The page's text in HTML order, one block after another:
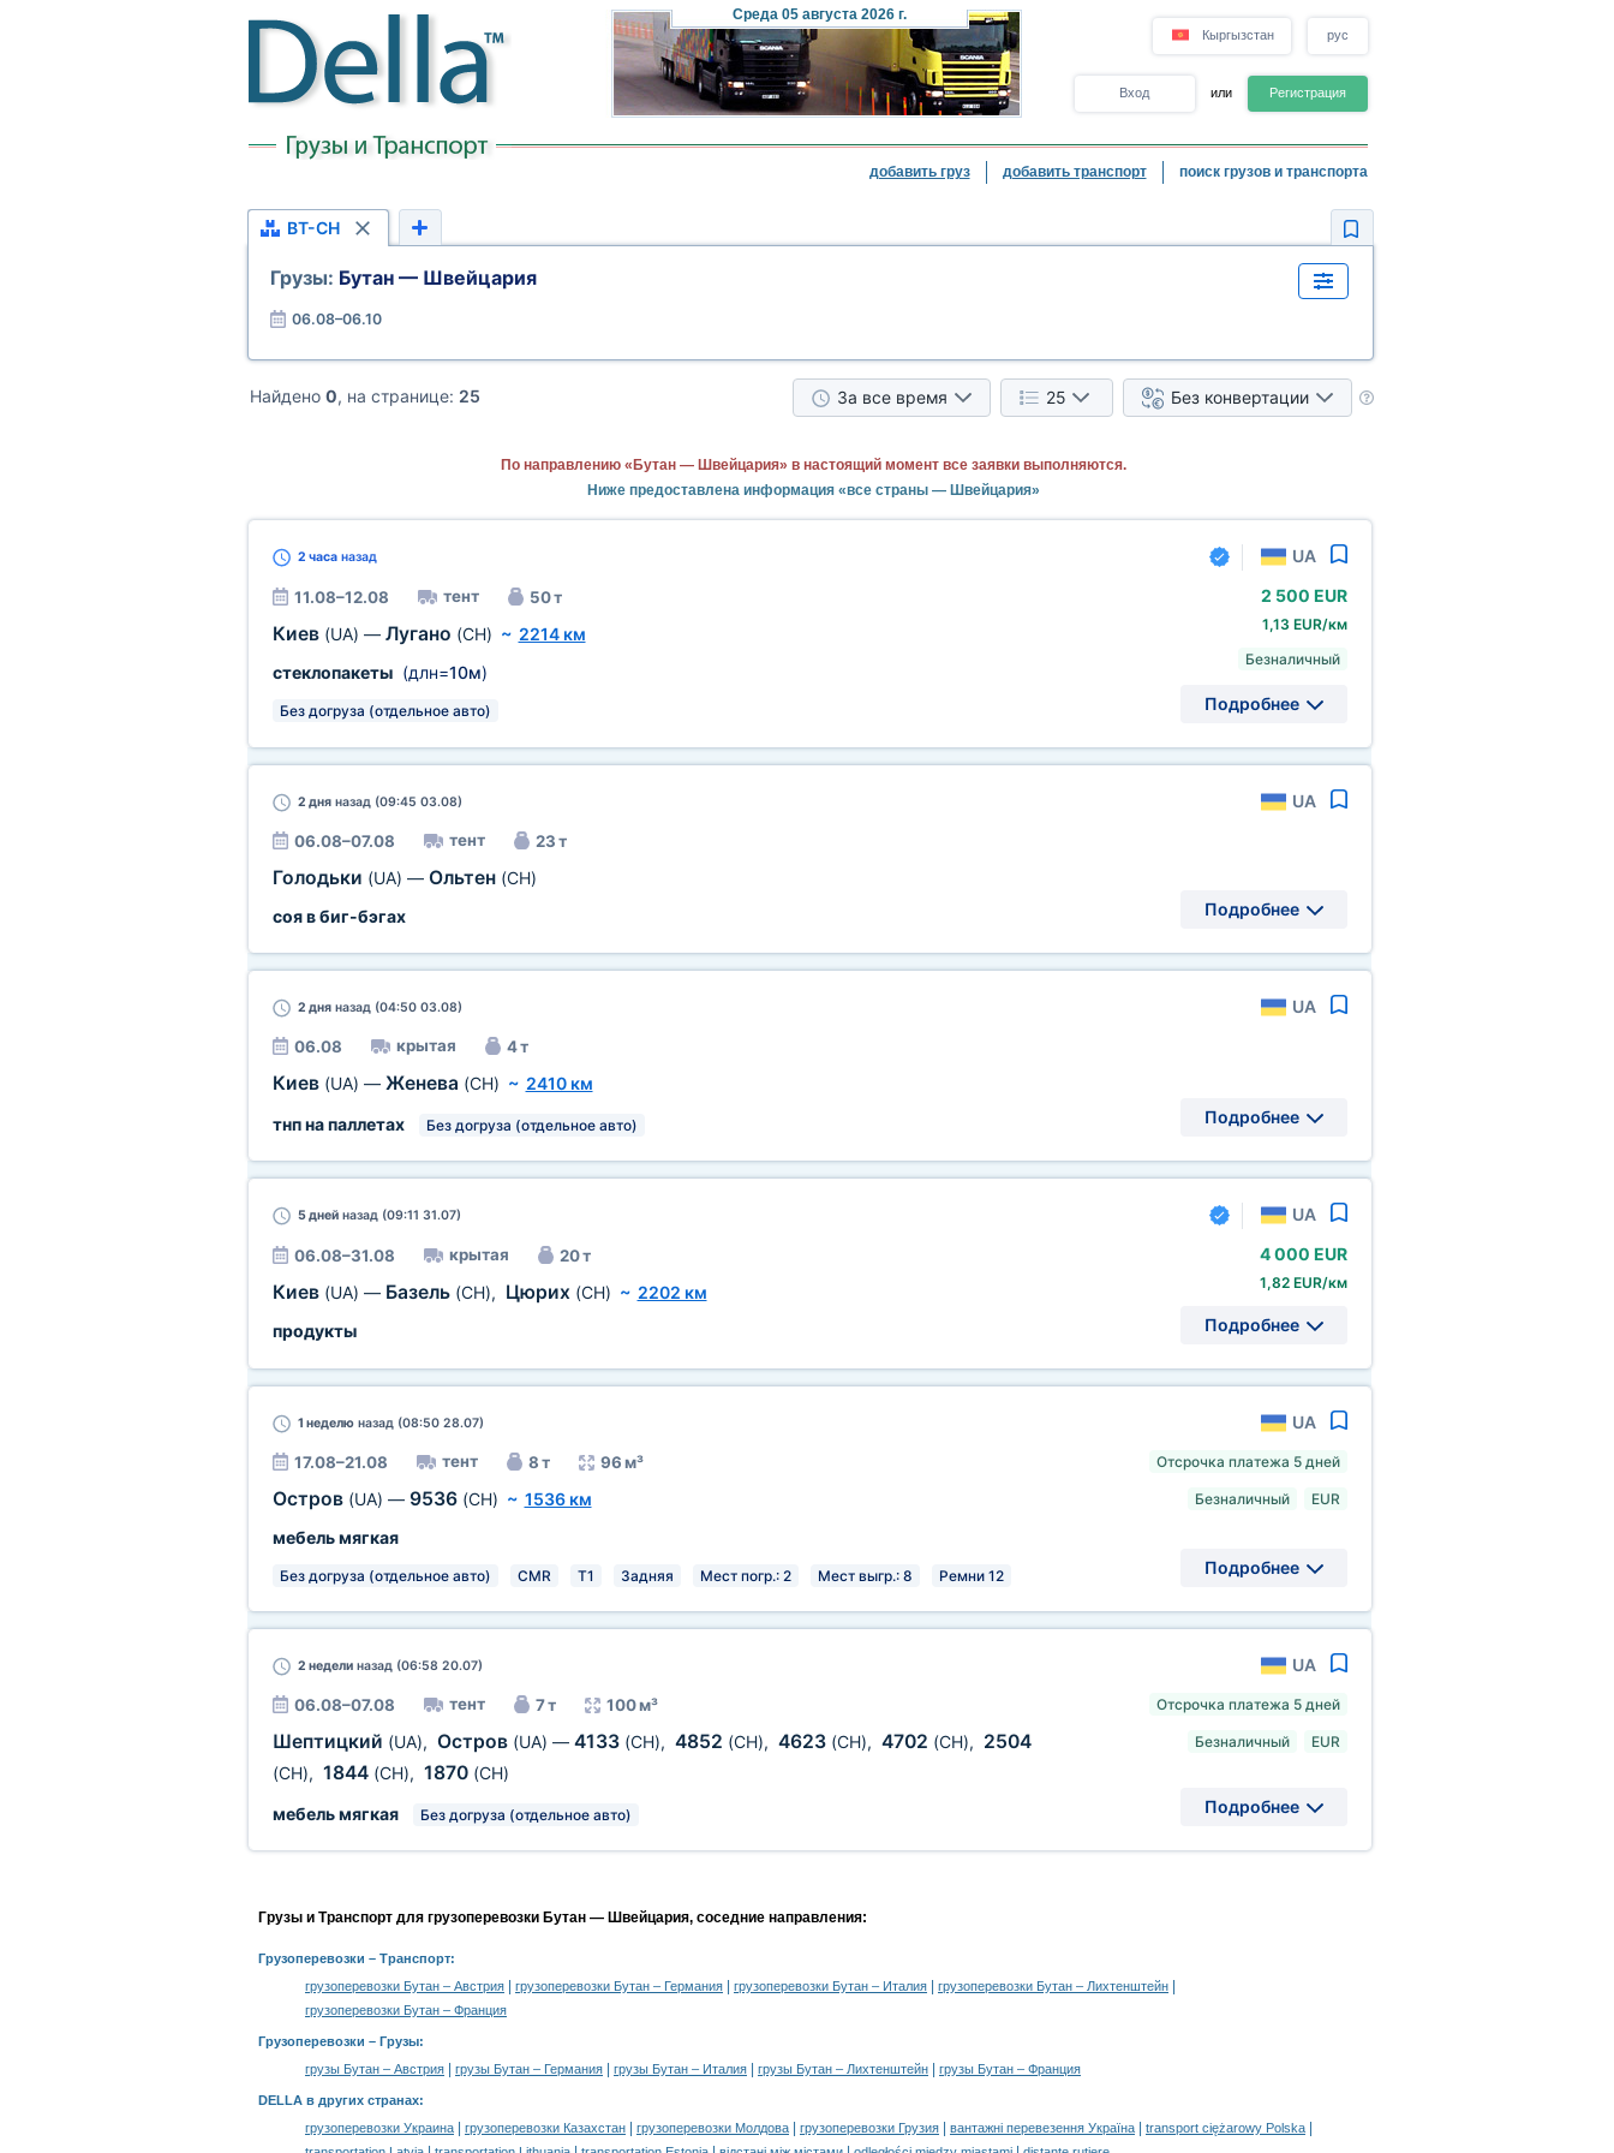
Cреда05 августа 2026 г.
Кыргызстан рус
Вход или Регистрация
добавить груз добавить транспорт поиск грузов и транспорта
BT-CH
Грузы: Бутан — Швейцария
06.08–06.10
Найдено 0, на странице: 25 За все время 25 Без конвертации
По направлению «Бутан — Швейцария» в настоящий момент все заявки выполняются.
Ниже предоставлена информация «все страны — Швейцария»
2 часаназад UA
11.08–12.08 тент 50 т
Киев (UA) — Лугано (CH) ~ 2214 км
стеклопакеты(длн=10м)
Без догруза (отдельное авто)
2 500 EUR
1,13 EUR/км
Безналичный
Подробнее
2 дняназад (09:45 03.08) UA
06.08–07.08 тент 23 т
Голодьки (UA) — Ольтен (CH)
соя в биг-бэгах
Подробнее
2 дняназад (04:50 03.08) UA
06.08 крытая 4 т
Киев (UA) — Женева (CH) ~ 2410 км
тнп на паллетах
Без догруза (отдельное авто) Подробнее
5 днейназад (09:11 31.07) UA
06.08–31.08 крытая 20 т
Киев (UA) — Базель (CH), Цюрих (CH) ~ 2202 км
продукты
4 000 EUR
1,82 EUR/км
Подробнее
1 неделюназад (08:50 28.07) UA
17.08–21.08 тент 8 т 96 м³
Остров (UA) — 9536 (CH) ~ 1536 км
мебель мягкая
Без догруза (отдельное авто) CMR T1 Задняя Мест погр.: 2 Мест выгр.: 8 Ремни 12
Отсрочка платежа 5 дней
Безналичный EUR
Подробнее
2 неделиназад (06:58 20.07) UA
06.08–07.08 тент 7 т 100 м³
Шептицкий (UA), Остров (UA) — 4133 (CH), 4852 (CH), 4623 (CH), 4702 (CH), 2504
(CH), 1844 (CH), 1870 (CH)
мебель мягкая
Без догруза (отдельное авто)
Отсрочка платежа 5 дней
Безналичный EUR
Подробнее
Грузы и Транспорт для грузоперевозки Бутан — Швейцария, соседние направления:
Грузоперевозки – Транспорт:
грузоперевозки Бутан – Австрия
грузоперевозки Бутан – Германия грузоперевозки Бутан – Италия грузоперевозки Бутан – Лихтенштейн
грузоперевозки Бутан – Франция
Грузоперевозки – Грузы:
грузы Бутан – Австрия
грузы Бутан – Германия грузы Бутан – Италия грузы Бутан – Лихтенштейн грузы Бутан – Франция
DELLA в других странах:
грузоперевозки Украина
грузоперевозки Казахстан грузоперевозки Молдова грузоперевозки Грузия вантажні перевезення Україна transport ciężarowy Polska